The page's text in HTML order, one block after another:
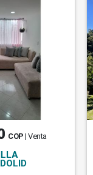
COP | Venta